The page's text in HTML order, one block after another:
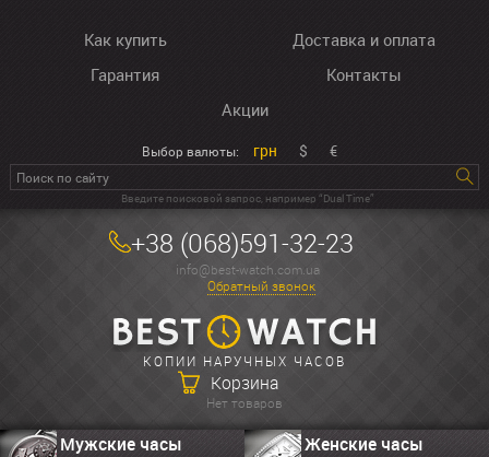
Как купить
Доставка и оплата
Гарантия
Контакты
Акции
Выбор валюты: грн $ €
Введите поисковой запрос, например “Dual Time”
+38 (068)591-32-23
info@best-watch.com.ua
Обратный звонок
КОПИИ НАРУЧНЫХ ЧАСОВ
Корзина
Нет товаров
Мужские часы Женские часы